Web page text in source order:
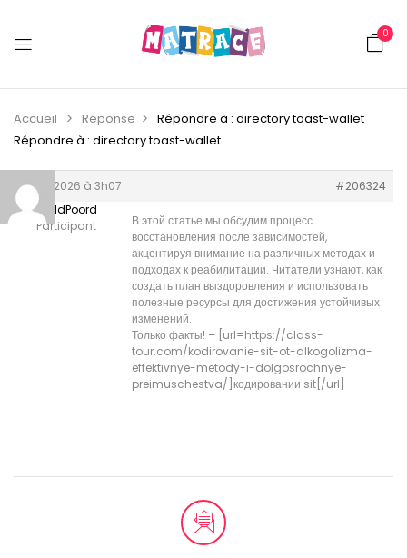
0
Accueil Réponse
Répondre à : directory toast-wallet
Répondre à : directory toast-wallet
8 juin 2026 à 3h07
#206324
DonaldPoord
Participant
В этой статье мы обсудим процесс
восстановления после зависимостей,
акцентируя внимание на различных методах и
подходах к реабилитации. Читатели узнают, как
создать план выздоровления и использовать
полезные ресурсы для достижения устойчивых
изменений.
Только факты! – [url=https://class-
tour.com/kodirovanie-sit-ot-alkogolizma-
effektivnye-metody-i-dolgosrochnye-
preimuschestva/]кодировании sit[/url]